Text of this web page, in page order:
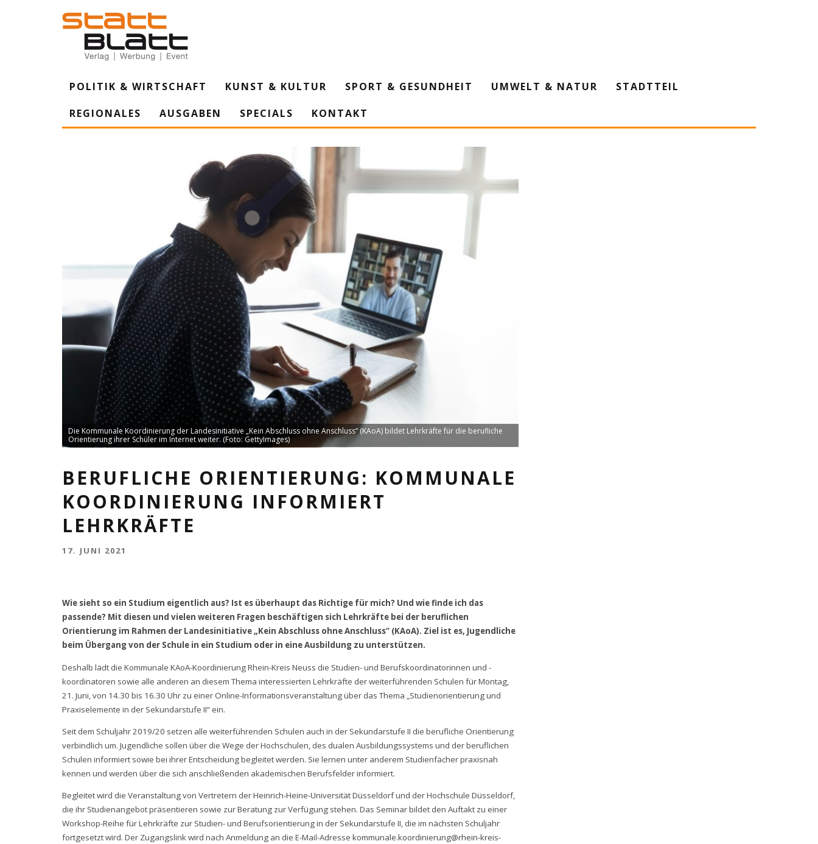
POLITIK & WIRTSCHAFT KUNST & KULTUR SPORT & GESUNDHEIT UMWELT & NATUR
STADTTEIL
REGIONALES
AUSGABEN SPECIALS KONTAKT
Die Kommunale Koordinierung der Landesinitiative „Kein Abschluss ohne Anschluss“ (KAoA) bildet Lehrkräfte für die berufliche
Orientierung ihrer Schüler im Internet weiter. (Foto: GettyImages)
BERUFLICHE ORIENTIERUNG: KOMMUNALE
KOORDINIERUNG INFORMIERT
LEHRKRÄFTE
17. JUNI 2021
Wie sieht so ein Studium eigentlich aus? Ist es überhaupt das Richtige für mich? Und wie finde ich das
passende? Mit diesen und vielen weiteren Fragen beschäftigen sich Lehrkräfte bei der beruflichen
Orientierung im Rahmen der Landesinitiative „Kein Abschluss ohne Anschluss“ (KAoA). Ziel ist es, Jugendliche
beim Übergang von der Schule in ein Studium oder in eine Ausbildung zu unterstützen.
Deshalb lädt die Kommunale KAoA-Koordinierung Rhein-Kreis Neuss die Studien- und Berufskoordinatorinnen und -
koordinatoren sowie alle anderen an diesem Thema interessierten Lehrkräfte der weiterführenden Schulen für Montag,
21. Juni, von 14.30 bis 16.30 Uhr zu einer Online-Informationsveranstaltung über das Thema „Studienorientierung und
Praxiselemente in der Sekundarstufe II“ ein.
Seit dem Schuljahr 2019/20 setzen alle weiterführenden Schulen auch in der Sekundarstufe II die berufliche Orientierung
verbindlich um. Jugendliche sollen über die Wege der Hochschulen, des dualen Ausbildungssystems und der beruflichen
Schulen informiert sowie bei ihrer Entscheidung begleitet werden. Sie lernen unter anderem Studienfächer praxisnah
kennen und werden über die sich anschließenden akademischen Berufsfelder informiert.
Begleitet wird die Veranstaltung von Vertretern der Heinrich-Heine-Universität Düsseldorf und der Hochschule Düsseldorf,
die ihr Studienangebot präsentieren sowie zur Beratung zur Verfügung stehen. Das Seminar bildet den Auftakt zu einer
Workshop-Reihe für Lehrkräfte zur Studien- und Berufsorientierung in der Sekundarstufe II, die im nächsten Schuljahr
fortgesetzt wird. Der Zugangslink wird nach Anmeldung an die E-Mail-Adresse kommunale.koordinierung@rhein-kreis-